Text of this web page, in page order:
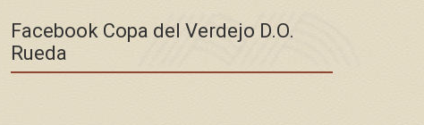
Facebook Copa del Verdejo D.O.
Rueda